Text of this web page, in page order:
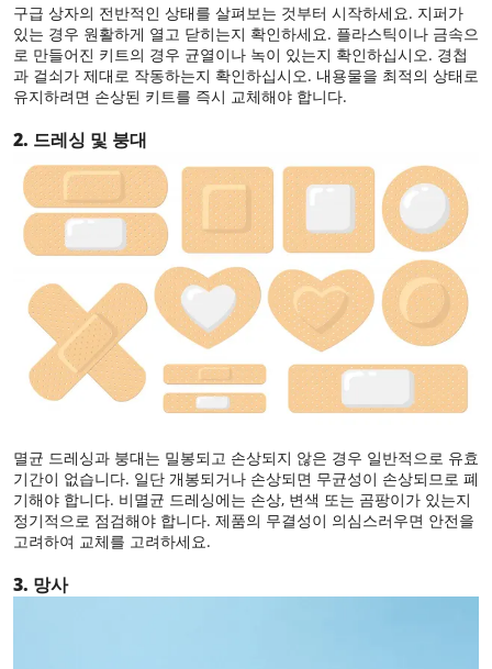
구급 상자의 전반적인 상태를 살펴보는 것부터 시작하세요. 지퍼가
있는 경우 원활하게 열고 닫히는지 확인하세요. 플라스틱이나 금속으
로 만들어진 키트의 경우 균열이나 녹이 있는지 확인하십시오. 경첩
과 걸쇠가 제대로 작동하는지 확인하십시오. 내용물을 최적의 상태로
유지하려면 손상된 키트를 즉시 교체해야 합니다.
2. 드레싱 및 붕대
멸균 드레싱과 붕대는 밀봉되고 손상되지 않은 경우 일반적으로 유효
기간이 없습니다. 일단 개봉되거나 손상되면 무균성이 손상되므로 폐
기해야 합니다. 비멸균 드레싱에는 손상, 변색 또는 곰팡이가 있는지
정기적으로 점검해야 합니다. 제품의 무결성이 의심스러우면 안전을
고려하여 교체를 고려하세요.
3. 망사